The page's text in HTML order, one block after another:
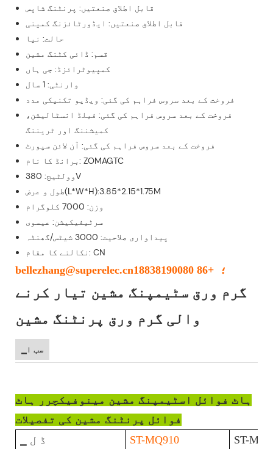
قابل اطلاق صنعتیں: پرنٹنگ شاپس
قابل اطلاق صنعتیں: ایڈورٹائزنگ کمپنی
حالت: نیا
قسم: ڈائی کٹنگ مشین
کمپیوٹرائزڈ: جی ہاں
وارنٹی: 1 سال
فروخت کے بعد سروس فراہم کی گئی: ویڈیو تکنیکی مدد
فروخت کے بعد سروس فراہم کی گئی: فیلڈ انسٹالیشن،
کمیشننگ اور ٹریننگ
فروخت کے بعد سروس فراہم کی گئی: آن لائن سپورٹ
برانڈ کا نام: ZOMAGTC
وولٹیج: 380V
طول و عرض(L*W*H):3.85*2.15*1.75M
وزن: 7000 کلوگرام
سرٹیفیکیشن: عیسوی
پیداواری صلاحیت: 3000 شیٹس/گھنٹہ
نکالنے کا مقام: CN
bellezhang@superelec.cn؛ +86 18838190080
گرم ورق سٹیمپنگ مشین تیار کرنے
والی گرم ورق پرنٹنگ مشین
▁سب ا
ہاٹ فوائل اسٹیمپنگ مشین مینوفیکچرر ہاٹ
فوائل پرنٹنگ مشین کی تفصیلات
▁ ڈ ل
ST-MQ910
ST-